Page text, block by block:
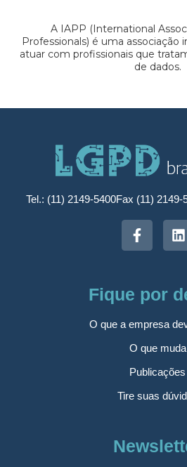
A IAPP (International
Professionals) é uma associação
atuar com profissionais que
de dados.
Tel.: (11) 2149-5400Fax (11) 2149-
Fique por
O que a empresa
O que muda
Publicações
Tire suas